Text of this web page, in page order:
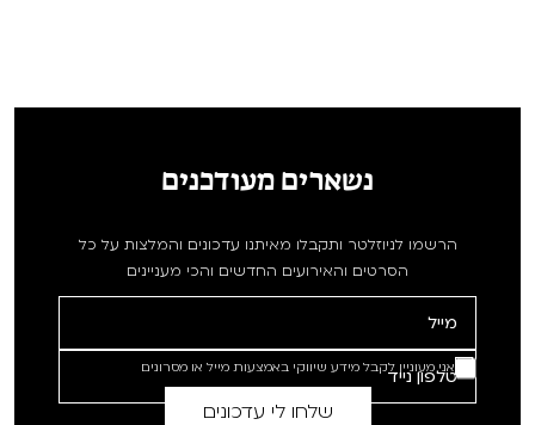
נשארים מעודכנים
הרשמו לניוזלטר ותקבלו מאיתנו עדכונים והמלצות על כל
הסרטים והאירועים החדשים והכי מעניינים
אני מעוניין לקבל מידע שיווקי באמצעות מייל או מסרונים